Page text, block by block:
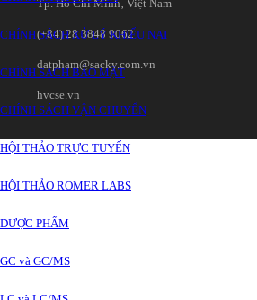
CHÍNH SÁCH XỬ LÝ KHIẾU NẠI
CHÍNH SÁCH BẢO MẬT
CHÍNH SÁCH VẬN CHUYỂN
HỘI THẢO TRỰC TUYẾN
HỘI THẢO ROMER LABS
DƯỢC PHẨM
GC và GC/MS
Tp. Hồ Chí Minh‚ Việt Nam
(+84) 28 3848 9062
datpham@sacky.com.vn
hvcse.vn